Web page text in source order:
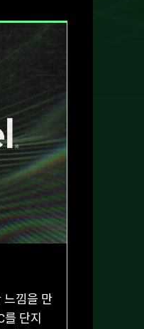
느낌을 만
단지